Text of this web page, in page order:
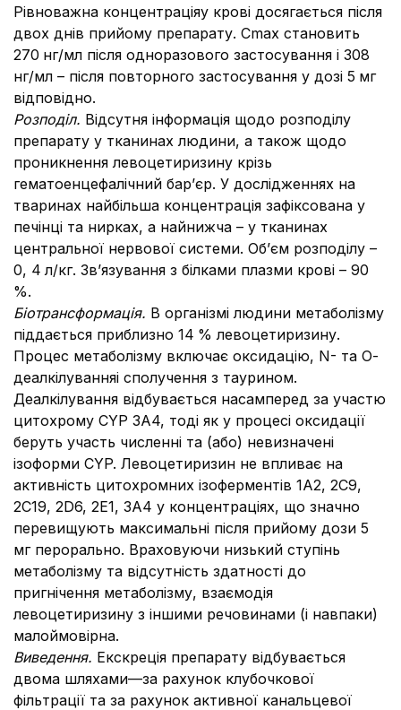
Рівноважна концентраціяу крові досягається після
двох днів прийому препарату. Сmах становить
270 нг/мл після одноразового застосування і 308
нг/мл – після повторного застосування у дозі 5 мг
відповідно.
Розподіл. Відсутня інформація щодо розподілу
препарату у тканинах людини, а також щодо
проникнення левоцетиризину крізь
гематоенцефалічний бар’єр. У дослідженнях на
тваринах найбільша концентрація зафіксована у
печінці та нирках, а найнижча – у тканинах
центральної нервової системи. Об’єм розподілу –
0, 4 л/кг. Зв’язування з білками плазми крові – 90
%.
Біотрансформація. В організмі людини метаболізму
піддається приблизно 14 % левоцетиризину.
Процес метаболізму включає оксидацію, N- та О-
деалкілуванняі сполучення з таурином.
Деалкілування відбувається насамперед за участю
цитохрому CYP 3А4, тоді як у процесі оксидації
беруть участь численні та (або) невизначені
ізоформи CYP. Левоцетиризин не впливає на
активність цитохромних ізоферментів 1А2, 2С9,
2С19, 2D6, 2Е1, 3А4 у концентраціях, що значно
перевищують максимальні після прийому дози 5
мг перорально. Враховуючи низький ступінь
метаболізму та відсутність здатності до
пригнічення метаболізму, взаємодія
левоцетиризину з іншими речовинами (і навпаки)
малоймовірна.
Виведення. Екскреція препарату відбувається
двома шляхами—за рахунок клубочкової
фільтрації та за рахунок активної канальцевої